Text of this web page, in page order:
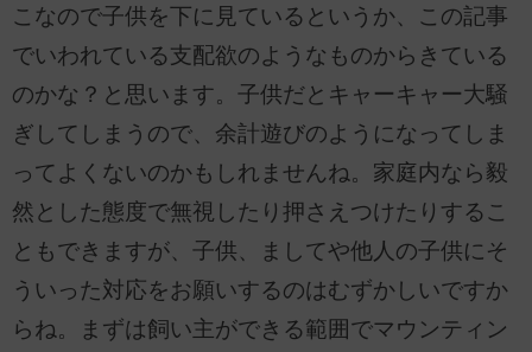
こなので子供を下に見ているというか、この記事
でいわれている支配欲のようなものからきている
のかな？と思います。子供だとキャーキャー大騒
ぎしてしまうので、余計遊びのようになってしま
ってよくないのかもしれませんね。家庭内なら毅
然とした態度で無視したり押さえつけたりするこ
ともできますが、子供、ましてや他人の子供にそ
ういった対応をお願いするのはむずかしいですか
らね。まずは飼い主ができる範囲でマウンティン